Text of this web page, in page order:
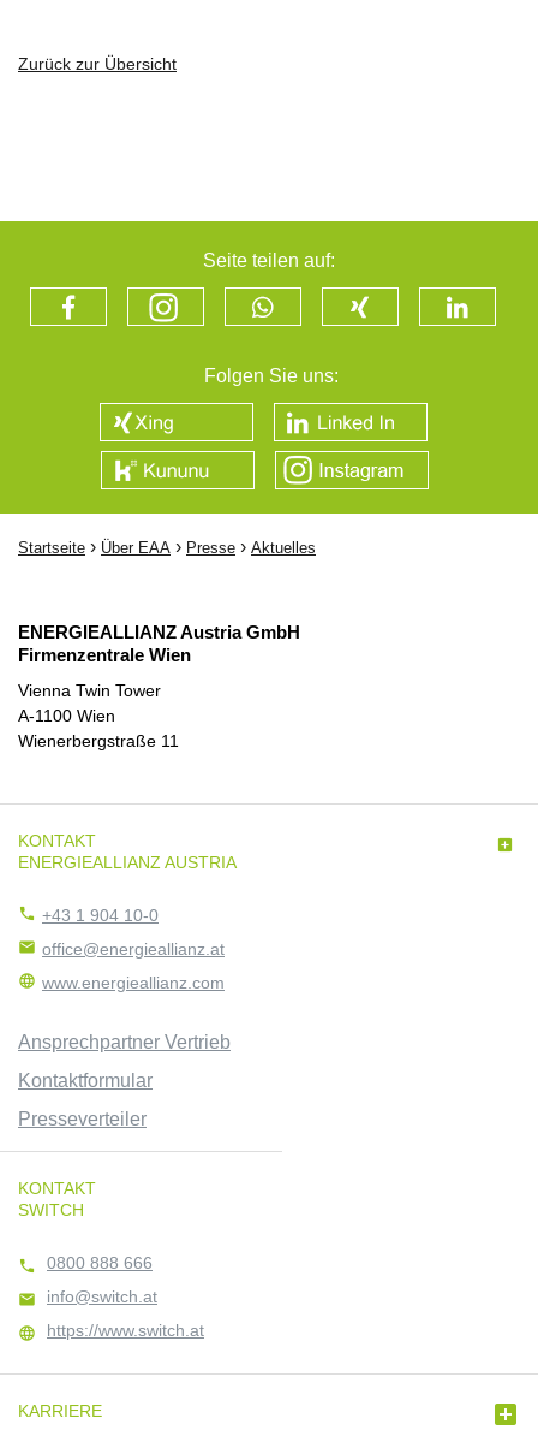
Zurück zur Übersicht
Seite teilen auf:
Folgen Sie uns:
Startseite › Über EAA › Presse › Aktuelles
ENERGIEALLIANZ Austria GmbH
Firmenzentrale Wien
Vienna Twin Tower
A-1100 Wien
Wienerbergstraße 11
KONTAKT
ENERGIEALLIANZ AUSTRIA

 +43 1 904 10-0
 office@energieallianz.at
 www.energieallianz.com
Ansprechpartner Vertrieb
Kontaktformular
Presseverteiler
KONTAKT
SWITCH
 0800 888 666
 info@switch.at
 https://www.switch.at
KARRIERE 